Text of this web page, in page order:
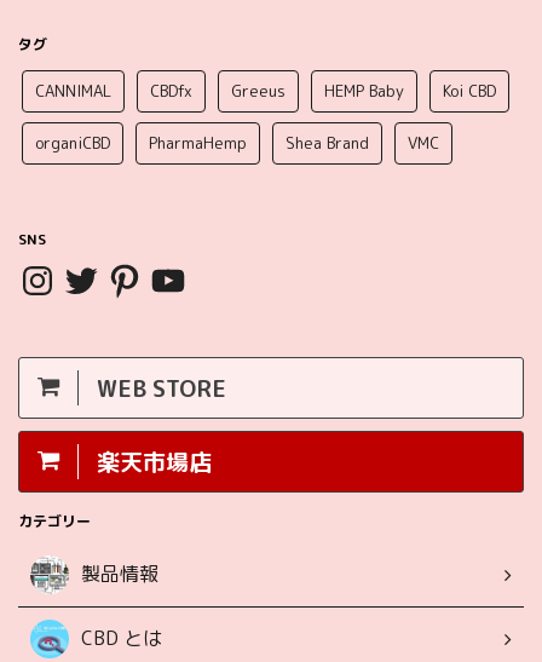
タグ
CANNIMAL CBDfx Greeus HEMP Baby Koi CBD
organiCBD PharmaHemp Shea Brand VMC
SNS
WEB STORE
楽天市場店
カテゴリー
製品情報
CBD とは